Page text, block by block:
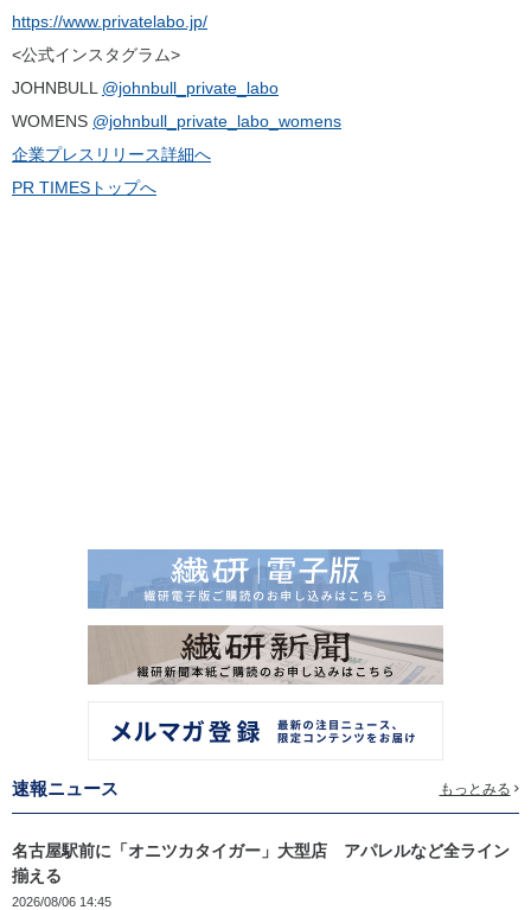
https://www.privatelabo.jp/
<公式インスタグラム>
JOHNBULL @johnbull_private_labo
WOMENS @johnbull_private_labo_womens
企業プレスリリース詳細へ
PR TIMESトップへ
速報ニュース もっとみる
名古屋駅前に「オニツカタイガー」大型店 アパレルなど全ライン
揃える
2026/08/06 14:45